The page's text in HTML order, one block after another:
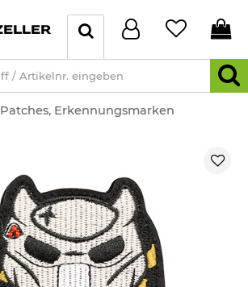
Patches, Erkennungsmarken